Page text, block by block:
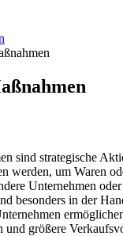
sind strategische
werden, um Waren
Unternehmen
besonders in der
und größere